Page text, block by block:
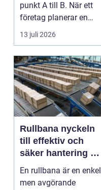
punkt A till B. När ett
företag planerar en
resa för m...
13 juli 2026
Rullbana nyckeln
till effektiv och
säker hantering av
gods
En rullbana är en enkel
men avgörande